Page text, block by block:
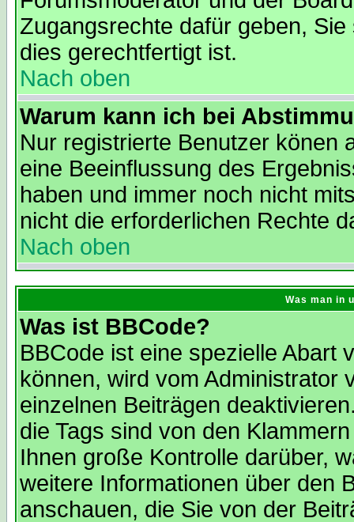
Zugangsrechte dafür geben,
dies gerechtfertigt ist.
Nach oben
Warum kann ich bei
Nur registrierte Benutzer könen
eine Beeinflussung des
haben und immer noch nicht
nicht die erforderlichen Rechte
Nach oben
Was man in
Was ist BBCode?
BBCode ist eine spezielle Abart
können, wird vom Administrator
einzelnen Beiträgen
die Tags sind von den
Ihnen große Kontrolle darüber,
weitere Informationen über den
anschauen, die Sie von der